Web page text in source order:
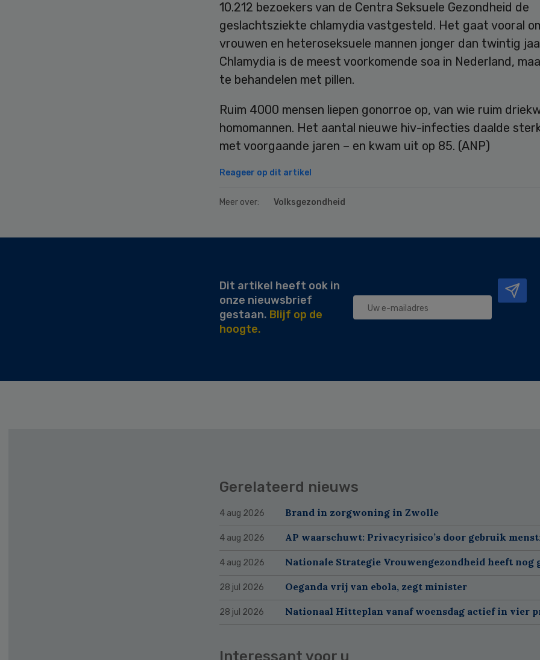
10.212 bezoekers van de Centra Seksuele Gezondheid de
geslachtsziekte chlamydia vastgesteld. Het gaat vooral
vrouwen en heteroseksuele mannen jonger dan twintig
Chlamydia is de meest voorkomende soa in Nederland,
te behandelen met pillen.
Ruim 4000 mensen liepen gonorroe op, van wie ruim
homomannen. Het aantal nieuwe hiv-infecties daalde
met voorgaande jaren – en kwam uit op 85. (ANP)
Reageer op dit artikel
Meer over: Volksgezondheid
Dit artikel heeft ook in
onze nieuwsbrief
gestaan. Blijf op de
hoogte.
Gerelateerd nieuws
4 aug 2026 Brand in zorgwoning in Zwolle
4 aug 2026 AP waarschuwt: Privacyrisico’s door gebruik
4 aug 2026 Nationale Strategie Vrouwengezondheid heeft nog
28 jul 2026 Oeganda vrij van ebola, zegt minister
28 jul 2026 Nationaal Hitteplan vanaf woensdag actief in vier
Interessant voor u